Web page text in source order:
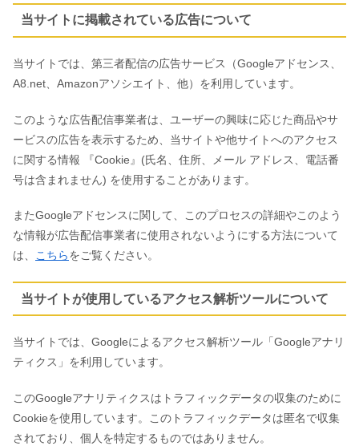
当サイトに掲載されている広告について
当サイトでは、第三者配信の広告サービス（Googleアドセンス、
A8.net、Amazonアソシエイト、他）を利用しています。
このような広告配信事業者は、ユーザーの興味に応じた商品やサ
ービスの広告を表示するため、当サイトや他サイトへのアクセス
に関する情報 『Cookie』(氏名、住所、メール アドレス、電話番
号は含まれません) を使用することがあります。
またGoogleアドセンスに関して、このプロセスの詳細やこのよう
な情報が広告配信事業者に使用されないようにする方法について
は、 こちらをご覧ください。
当サイトが使用しているアクセス解析ツールについて
当サイトでは、Googleによるアクセス解析ツール「Googleアナリ
ティクス」を利用しています。
このGoogleアナリティクスはトラフィックデータの収集のために
Cookieを使用しています。このトラフィックデータは匿名で収集
されており、個人を特定するものではありません。